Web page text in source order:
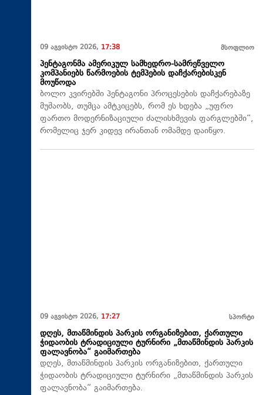
09 აგვისტო 2026, 17:38 მსოფლიო
პენტაგონმა ამერიკულ სამხედრო-სამრეწველო
კომპანიებს წარმოების ტემპების დაჩქარებისკენ
მოუწოდა
ბოლო კვირებში პენტაგონი პროცესების დაჩქარებაზე
მუშაობს, თუმცა ამტკიცებს, რომ ეს ხდება „უფრო
ფართო მოდერნიზაციული ძალისხმევის ფარგლებში“,
რომელიც ჯერ კიდევ ირანთან ომამდე დაიწყო.
09 აგვისტო 2026, 17:27 სპორტი
დღეს, მთაწმინდის პარკის ორგანიზებით, ქართული
ჭიდაობის ტრადიციული ტურნირი „მთაწმინდის პარკის
ფალავნობა“ გაიმართება
დღეს, მთაწმინდის პარკის ორგანიზებით, ქართული
ჭიდაობის ტრადიციული ტურნირი „მთაწმინდის პარკის
ფალავნობა“ გაიმართება.